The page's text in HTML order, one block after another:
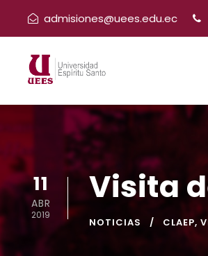
admisiones@uees.edu.ec
11
ABR
2019
Visita
NOTICIAS CLAEP,